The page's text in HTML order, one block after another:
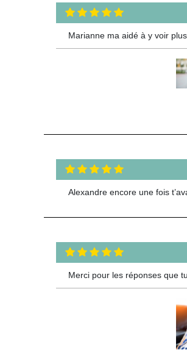
Marianne ma aidé à y voir
Alexandre encore une fois
Merci pour les réponses que